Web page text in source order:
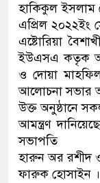
হাকিকুল ইসলাম
এপ্রিল ২০২২ইং
এষ্টোরিয়া
ইউএসএ কতৃক
ও দোয়া
আলোচনা সভার
উক্ত অনুষ্ঠানে
আমন্ত্রণ
সভাপতি
হারুন অর রশীদ
ফারুক হোসাইন ।